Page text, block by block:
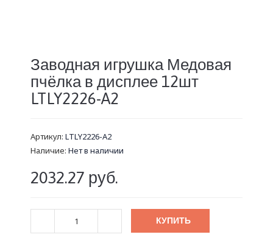
Заводная игрушка Медовая
пчёлка в дисплее 12шт
LTLY2226-A2
Артикул: LTLY2226-A2
Наличие: Нет в наличии
2032.27 руб.
КУПИТЬ